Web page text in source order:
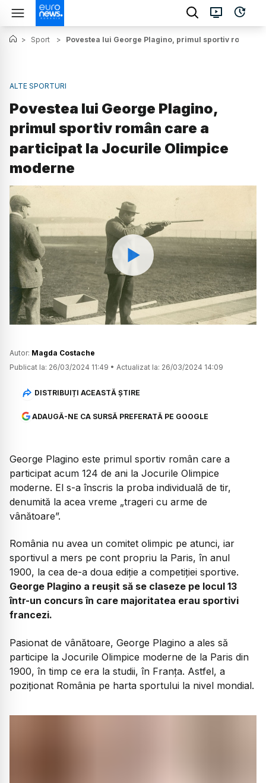
> Sport > Povestea lui George Plagino, primul sportiv român
ALTE SPORTURI
Povestea lui George Plagino,
primul sportiv român care a
participat la Jocurile Olimpice
moderne
Watch
Autor: Magda Costache
Publicat la: 26/03/2024 11:49 • Actualizat la: 26/03/2024 14:09
DISTRIBUIȚI ACEASTĂ ȘTIRE
ADAUGĂ-NE CA SURSĂ PREFERATĂ PE GOOGLE
George Plagino este primul sportiv român care a
participat acum 124 de ani la Jocurile Olimpice
moderne. El s-a înscris la proba individuală de tir,
denumită la acea vreme „trageri cu arme de
vânătoare”.
România nu avea un comitet olimpic pe atunci, iar
sportivul a mers pe cont propriu la Paris, în anul
1900, la cea de-a doua ediție a competiției sportive.
George Plagino a reușit să se claseze pe locul 13
într-un concurs în care majoritatea erau sportivi
francezi.
Pasionat de vânătoare, George Plagino a ales să
participe la Jocurile Olimpice moderne de la Paris din
1900, în timp ce era la studii, în Franța. Astfel, a
poziționat România pe harta sportului la nivel mondial.